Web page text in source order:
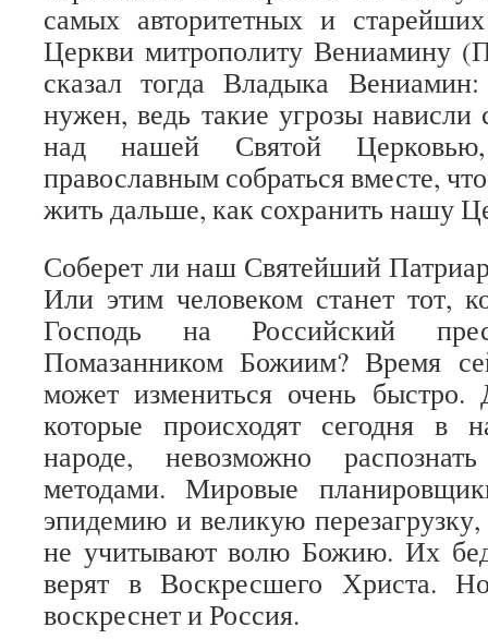
самых авторитетных и
Церкви митрополиту Вениамину
сказал тогда Владыка
нужен, ведь такие угрозы
над нашей Святой
православным собраться вместе,
жить дальше, как сохранить нашу
Соберет ли наш Святейший
Или этим человеком станет тот,
Господь на Российский
Помазанником Божиим? Время
может измениться очень быстро.
которые происходят сегодня в
народе, невозможно
методами. Мировые
эпидемию и великую
не учитывают волю Божию. Их
верят в Воскресшего Христа.
воскреснет и Россия.